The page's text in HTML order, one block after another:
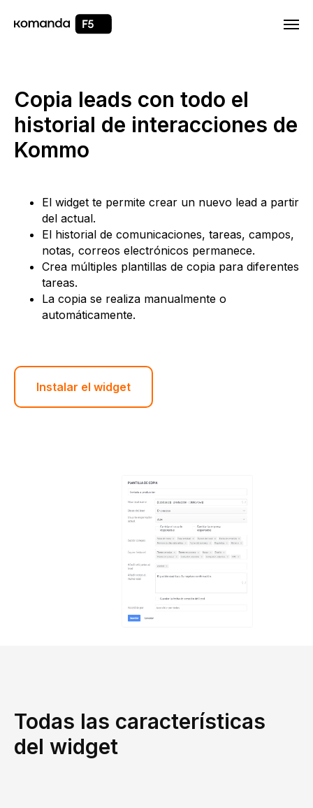
Html code will be here
Copia leads con todo el
historial de interacciones de
Kommo
El widget te permite crear un nuevo lead a partir
del actual.
El historial de comunicaciones, tareas, campos,
notas, correos electrónicos permanece.
Crea múltiples plantillas de copia para diferentes
tareas.
La copia se realiza manualmente o
automáticamente.
Instalar el widget
Todas las características
del widget